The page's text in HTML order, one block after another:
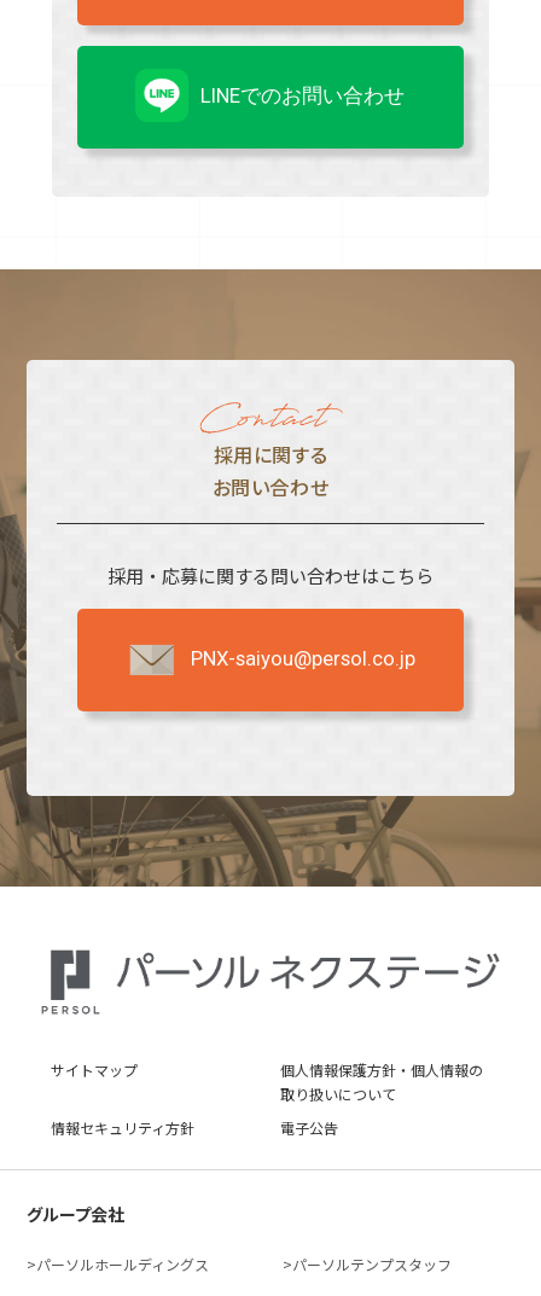
LINEでのお問い合わせ
採⽤に関する
お問い合わせ
採用・応募に関する問い合わせはこちら
PNX-saiyou@persol.co.jp
サイトマップ
個人情報保護方針・個人情報の
取り扱いについて
情報セキュリティ方針
電子公告
グループ会社
パーソルホールディングス
パーソルテンプスタッフ